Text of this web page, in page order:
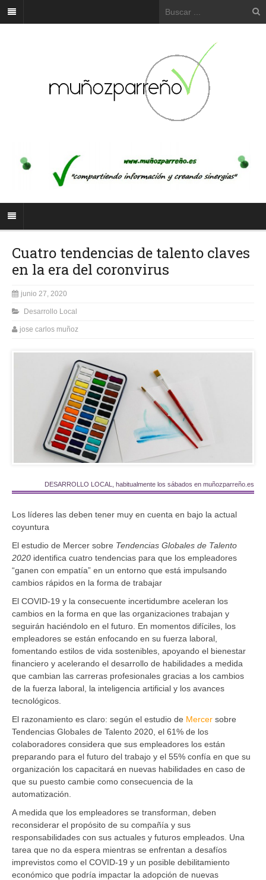
Cuatro tendencias de talento claves
en la era del coronvirus
junio 27, 2020
Desarrollo Local
jose carlos muñoz
DESARROLLO LOCAL, habitualmente los sábados en muñozparreño.es
Los líderes las deben tener muy en cuenta en bajo la actual
coyuntura
El estudio de Mercer sobre Tendencias Globales de Talento
2020 identifica cuatro tendencias para que los empleadores
“ganen con empatía” en un entorno que está impulsando
cambios rápidos en la forma de trabajar
El COVID-19 y la consecuente incertidumbre aceleran los
cambios en la forma en que las organizaciones trabajan y
seguirán haciéndolo en el futuro. En momentos difíciles, los
empleadores se están enfocando en su fuerza laboral,
fomentando estilos de vida sostenibles, apoyando el bienestar
financiero y acelerando el desarrollo de habilidades a medida
que cambian las carreras profesionales gracias a los cambios
de la fuerza laboral, la inteligencia artificial y los avances
tecnológicos.
El razonamiento es claro: según el estudio de Mercer sobre
Tendencias Globales de Talento 2020, el 61% de los
colaboradores considera que sus empleadores los están
preparando para el futuro del trabajo y el 55% confía en que su
organización los capacitará en nuevas habilidades en caso de
que su puesto cambie como consecuencia de la
automatización.
A medida que los empleadores se transforman, deben
reconsiderar el propósito de su compañía y sus
responsabilidades con sus actuales y futuros empleados. Una
tarea que no da espera mientras se enfrentan a desafíos
imprevistos como el COVID-19 y un posible debilitamiento
económico que podría impactar la adopción de nuevas